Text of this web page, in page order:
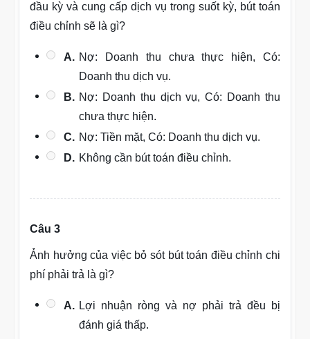
đầu kỳ và cung cấp dịch vụ trong suốt kỳ, bút toán
điều chỉnh sẽ là gì?
A. Nợ: Doanh thu chưa thực hiện, Có:
Doanh thu dịch vụ.
B. Nợ: Doanh thu dịch vụ, Có: Doanh thu
chưa thực hiện.
C. Nợ: Tiền mặt, Có: Doanh thu dịch vụ.
D. Không cần bút toán điều chỉnh.
Câu 3
Ảnh hưởng của việc bỏ sót bút toán điều chỉnh chi
phí phải trả là gì?
A. Lợi nhuận ròng và nợ phải trả đều bị
đánh giá thấp.